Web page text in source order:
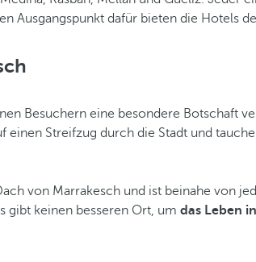
Ausgangspunkt dafür bieten die Hotels
Besuchern eine besondere Botschaft
einen Streifzug durch die Stadt und
von Marrakesch und ist beinahe von
gibt keinen besseren Ort, um das Leben